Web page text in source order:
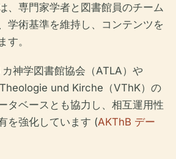
、専門家学者と図書館員のチーム
学術基準を維持し、コンテンツを
す。
神学図書館協会（ATLA）や
und Kirche（VThK）の
タベースとも協力し、相互運用性
を強化しています (AKThB デー